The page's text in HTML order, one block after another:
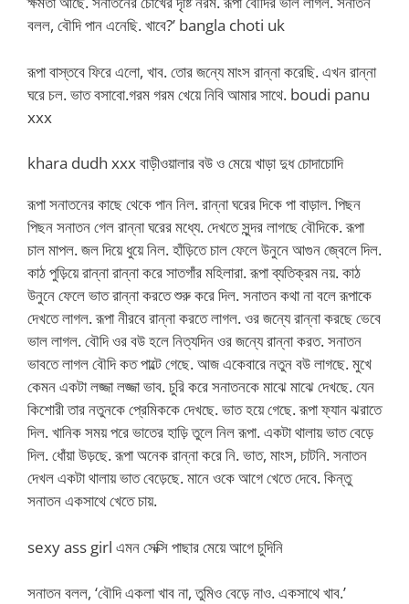
বলল, বৌদি পান এনেছি. খাবে?’ bangla choti uk
রূপা বাস্তবে ফিরে এলো, খাব. তোর জন্যে মাংস রান্না করেছি. এখন রান্না
ঘরে চল. ভাত বসাবো.গরম গরম খেয়ে নিবি আমার সাথে. boudi panu
xxx
khara dudh xxx বাড়ীওয়ালার বউ ও মেয়ে খাড়া দুধ চোদাচোদি
রূপা সনাতনের কাছে থেকে পান নিল. রান্না ঘরের দিকে পা বাড়াল. পিছন
পিছন সনাতন গেল রান্না ঘরের মধ্যে. দেখতে সুন্দর লাগছে বৌদিকে. রূপা
চাল মাপল. জল দিয়ে ধুয়ে নিল. হাঁড়িতে চাল ফেলে উনুনে আগুন জ্বেলে দিল.
কাঠ পুড়িয়ে রান্না রান্না করে সাতগাঁর মহিলারা. রূপা ব্যতিক্রম নয়. কাঠ
উনুনে ফেলে ভাত রান্না করতে শুরু করে দিল. সনাতন কথা না বলে রূপাকে
দেখতে লাগল. রূপা নীরবে রান্না করতে লাগল. ওর জন্যে রান্না করছে ভেবে
ভাল লাগল. বৌদি ওর বউ হলে নিত্যদিন ওর জন্যে রান্না করত. সনাতন
ভাবতে লাগল বৌদি কত পাল্টে গেছে. আজ একেবারে নতুন বউ লাগছে. মুখে
কেমন একটা লজ্জা লজ্জা ভাব. চুরি করে সনাতনকে মাঝে মাঝে দেখছে. যেন
কিশোরী তার নতুনকে প্রেমিককে দেখছে. ভাত হয়ে গেছে. রূপা ফ্যান ঝরাতে
দিল. খানিক সময় পরে ভাতের হাড়ি তুলে নিল রূপা. একটা থালায় ভাত বেড়ে
দিল. ধোঁয়া উড়ছে. রূপা অনেক রান্না করে নি. ভাত, মাংস, চাটনি. সনাতন
দেখল একটা থালায় ভাত বেড়েছে. মানে ওকে আগে খেতে দেবে. কিন্তু
সনাতন একসাথে খেতে চায়.
sexy ass girl এমন সেক্সি পাছার মেয়ে আগে চুদিনি
সনাতন বলল, ‘বৌদি একলা খাব না, তুমিও বেড়ে নাও. একসাথে খাব.’